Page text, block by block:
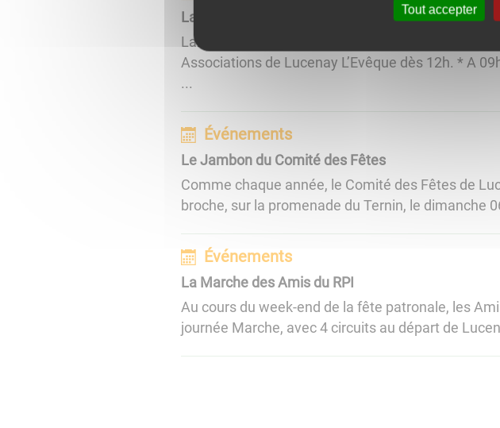
La Kermesse des Associations
La kermesse des Associations Ce sera le
Associations de Lucenay L’Evêque dès 12h. * A
...
Événements
Le Jambon du Comité des Fêtes
Comme chaque année, le Comité des Fêtes de
broche, sur la promenade du Ternin, le dimanche
Événements
La Marche des Amis du RPI
Au cours du week-end de la fête patronale, les
journée Marche, avec 4 circuits au départ de
Tout accepter